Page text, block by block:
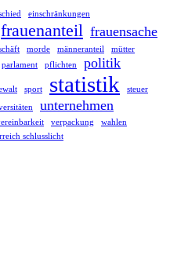
einschränkungen
frauenanteil frauensache
morde männeranteil mütter
parlament pflichten politik
sport statistik steuer
unternehmen
verpackung
wahlen
schlusslicht